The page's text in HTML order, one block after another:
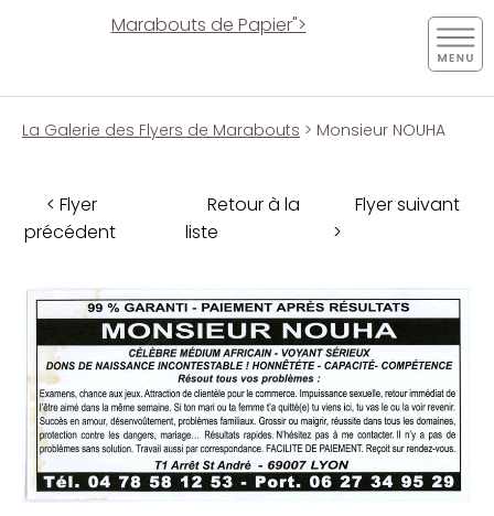
Marabouts de Papier">
La Galerie des Flyers de Marabouts > Monsieur NOUHA
< Flyer
précédent
Retour à la
liste
Flyer suivant
>